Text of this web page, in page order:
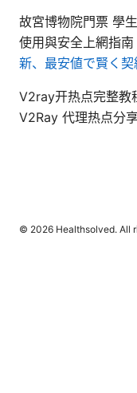
故宮博物院門票 學
使用與安全上網指南
新、最安値で賢く
V2ray开热点完整教
V2Ray 代理热点分
© 2026 Healthsolved. All